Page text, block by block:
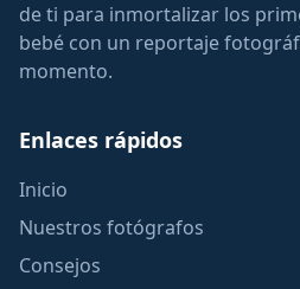
de ti para inmortalizar los
bebé con un reportaje
momento.
Enlaces rápidos
Inicio
Nuestros fotógrafos
Consejos